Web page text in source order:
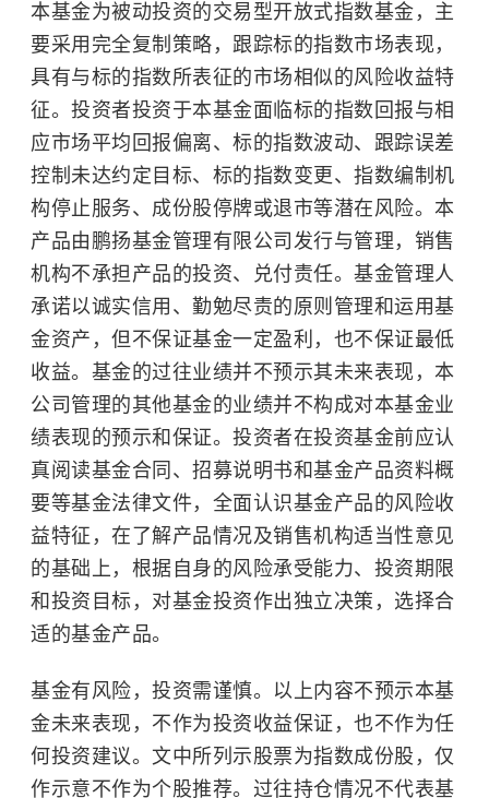
本基金为被动投资的交易型开放式指数基金，主
要采用完全复制策略，跟踪标的指数市场表现，
具有与标的指数所表征的市场相似的风险收益特
征。投资者投资于本基金面临标的指数回报与相
应市场平均回报偏离、标的指数波动、跟踪误差
控制未达约定目标、标的指数变更、指数编制机
构停止服务、成份股停牌或退市等潜在风险。本
产品由鹏扬基金管理有限公司发行与管理，销售
机构不承担产品的投资、兑付责任。基金管理人
承诺以诚实信用、勤勉尽责的原则管理和运用基
金资产，但不保证基金一定盈利，也不保证最低
收益。基金的过往业绩并不预示其未来表现，本
公司管理的其他基金的业绩并不构成对本基金业
绩表现的预示和保证。投资者在投资基金前应认
真阅读基金合同、招募说明书和基金产品资料概
要等基金法律文件，全面认识基金产品的风险收
益特征，在了解产品情况及销售机构适当性意见
的基础上，根据自身的风险承受能力、投资期限
和投资目标，对基金投资作出独立决策，选择合
适的基金产品。
基金有风险，投资需谨慎。以上内容不预示本基
金未来表现，不作为投资收益保证，也不作为任
何投资建议。文中所列示股票为指数成份股，仅
作示意不作为个股推荐。过往持仓情况不代表基